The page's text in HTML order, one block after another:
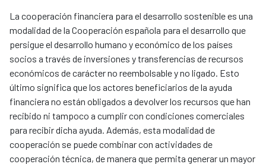
La cooperación financiera para el desarrollo sostenible es una
modalidad de la Cooperación española para el desarrollo que
persigue el desarrollo humano y económico de los países
socios a través de inversiones y transferencias de recursos
económicos de carácter no reembolsable y no ligado. Esto
último significa que los actores beneficiarios de la ayuda
financiera no están obligados a devolver los recursos que han
recibido ni tampoco a cumplir con condiciones comerciales
para recibir dicha ayuda. Además, esta modalidad de
cooperación se puede combinar con actividades de
cooperación técnica, de manera que permita generar un mayor